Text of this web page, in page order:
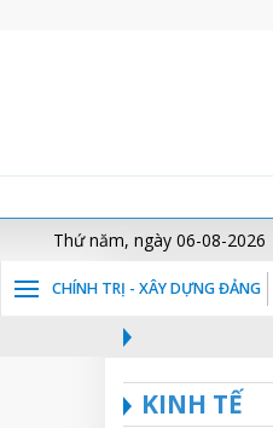
Thứ năm, ngày 06-08-2026
CHÍNH TRỊ - XÂY DỰNG ĐẢNG
KINH TẾ